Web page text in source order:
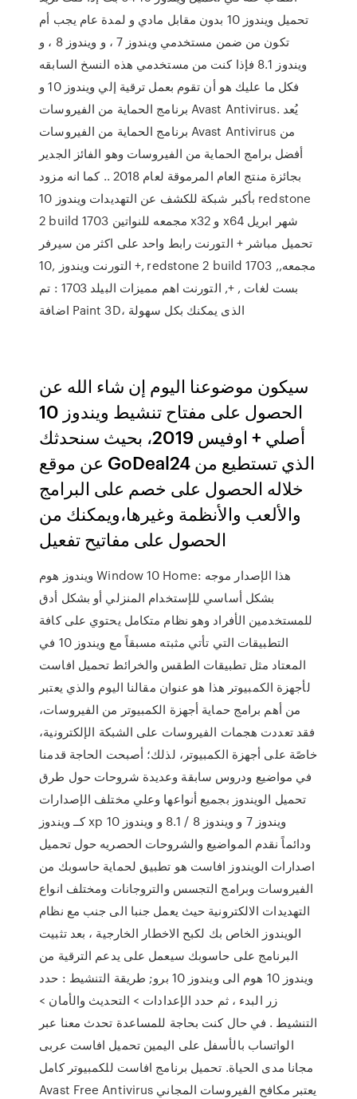
تحميل ويندوز 10 بدون مقابل مادي و لمدة عام يجب أم
تكون من ضمن مستخدمي ويندوز 7 ، و ويندوز 8 ، و
ويندوز 8.1 فإذا كنت من مستخدمي هذه النسخ السابقه
فكل ما عليك هو أن تقوم بعمل ترقية إلي ويندوز 10 و
برنامج الحماية من الفيروسات Avast Antivirus. يُعد
برنامج الحماية من الفيروسات Avast Antivirus من
أفضل برامج الحماية من الفيروسات وهو الفائز الجدير
بجائزة منتج العام المرموقة لعام 2018 .. كما انه مزود
بأكبر شبكة للكشف عن التهديدات ويندوز 10 redstone
2 build 1703 مجمعه للنواتين x32 و x64 شهر ابريل
تحميل مباشر + التورنت رابط واحد على اكثر من سيرفر
+ التورنت ويندوز ,10, redstone 2 build 1703 ,مجمعه,
بست لغات , +, التورنت اهم مميزات البيلد 1703 : تم
اضافة Paint 3D، الذى يمكنك بكل سهولة
سيكون موضوعنا اليوم إن شاء الله عن
الحصول على مفتاح تنشيط ويندوز 10
أصلي + اوفيس 2019، بحيث سنحدثك
عن موقع GoDeal24 الذي تستطيع من
خلاله الحصول على خصم على البرامج
والألعب والأنظمة وغيرها،ويمكنك من
الحصول على مفاتيح تفعيل
ويندوز هوم Window 10 Home: هذا الإصدار موجه
بشكل أساسي للإستخدام المنزلي أو بشكل أدق
للمستخدمين الأفراد وهو نظام متكامل يحتوي على كافة
التطبيقات التي تأتي مثبته مسبقاً مع ويندوز 10 في
المعتاد مثل تطبيقات الطقس والخرائط تحميل افاست
لأجهزة الكمبيوتر هذا هو عنوان مقالنا اليوم والذي يعتبر
من أهم برامج حماية أجهزة الكمبيوتر من الفيروسات،
فقد تعددت هجمات الفيروسات على الشبكة الإلكترونية،
خاصًة على أجهزة الكمبيوتر، لذلك؛ أصبحت الحاجة قدمنا
في مواضيع ودروس سابقة وعديدة شروحات حول طرق
تحميل الويندوز بجميع أنواعها وعلي مختلف الإصدارات
كــ ويندوز xp ويندوز 7 و ويندوز 8 / 8.1 و ويندوز 10
ودائماً نقدم المواضيع والشروحات الحصريه حول تحميل
اصدارات الويندوز افاست هو تطبيق لحماية حاسوبك من
الفيروسات وبرامج التجسس والتروجانات ومختلف انواع
التهديدات الالكترونية حيث يعمل جنبا الى جنب مع نظام
الويندوز الخاص بك لكبح الاخطار الخارجية ، بعد تثبيت
البرنامج على حاسوبك سيعمل على يدعم الترقية من
ويندوز 10 هوم الى ويندوز 10 برو; طريقة التنشيط : حدد
زر البدء ، ثم حدد الإعدادات > التحديث والأمان >
التنشيط . في حال كنت بحاجة للمساعدة تحدث معنا عبر
الواتساب بالأسفل على اليمين تحميل افاست عربى
مجانا مدى الحياة. تحميل برنامج افاست للكمبيوتر كامل
Avast Free Antivirus يعتبر مكافح الفيروسات المجاني